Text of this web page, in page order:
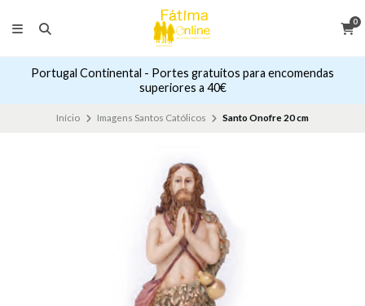
0
Portugal Continental - Portes gratuitos para encomendas
superiores a 40€
Início Imagens Santos Católicos Santo Onofre 20 cm